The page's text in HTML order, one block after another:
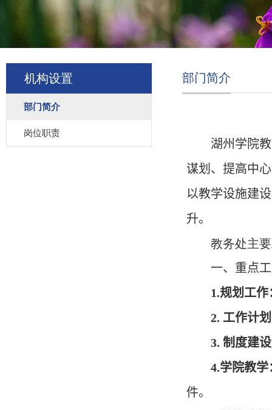
机构设置
部门简介
岗位职责
部门简介
湖州学院
谋划、提高中
以教学设施建
升。
教务处主
一、重点
1.规划工作
2. 工作计
3.制度建
4.学院教学
件。